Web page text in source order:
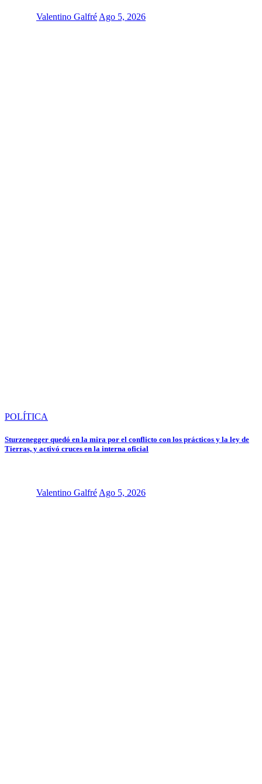
Valentino Galfré Ago 5, 2026
POLÍTICA
Sturzenegger quedó en la mira por el conflicto con los prácticos y la ley de
Tierras, y activó cruces en la interna oficial
Valentino Galfré Ago 5, 2026